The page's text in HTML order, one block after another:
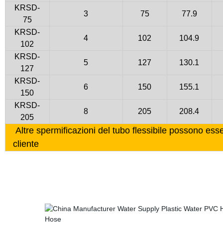
KRSD-
75
3 75 77.9
KRSD-
102
4 102 104.9
KRSD-
127
5 127 130.1
KRSD-
150
6 150 155.1
KRSD-
205
8 205 208.4
Altre spermificazioni del tubo flessibile possono
cliente